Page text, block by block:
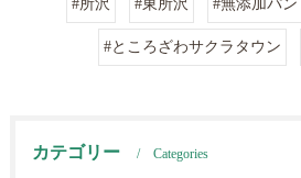
#所沢 #東所沢 #無添加パン
#ところざわサクラタウン
カテゴリー Categories